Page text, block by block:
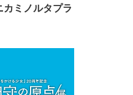
ミノルタプラ